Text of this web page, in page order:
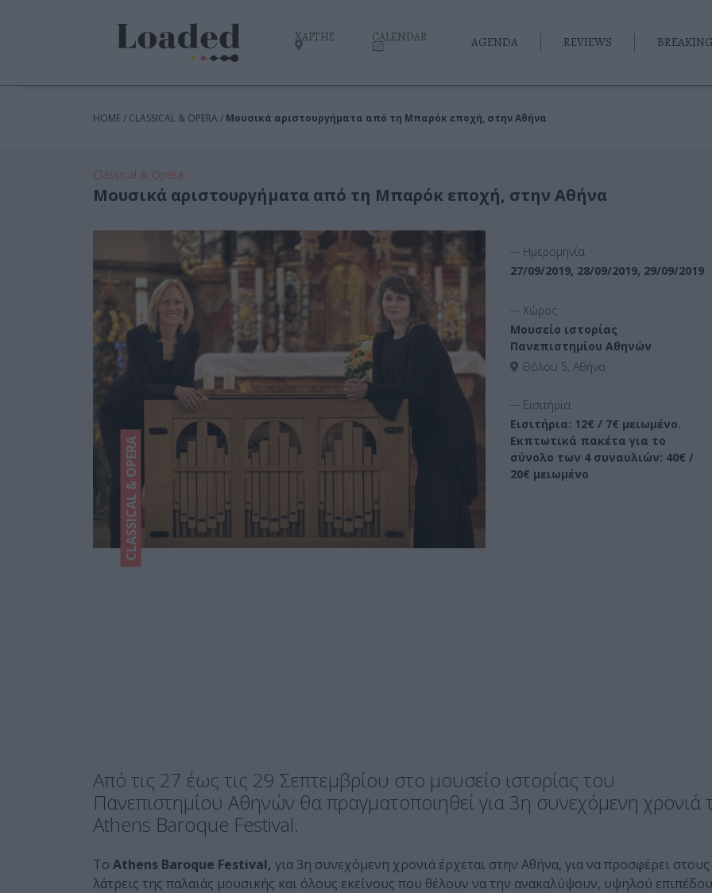
ΧΑΡΤΗΣ CALENDAR AGENDA REVIEWS
HOME / CLASSICAL & OPERA / Μουσικά αριστουργήματα από τη Μπαρόκ εποχή, στην Αθήνα
Classical & Opera
Μουσικά αριστουργήματα από τη Μπαρόκ εποχή, στην Αθήνα
CLASSICAL & OPERA
Ημερομηνία
27/09/2019, 28/09/2019, 29/09/2019
Χώρος
Μουσείο ιστορίας
Πανεπιστημίου Αθηνών
Θόλου 5, Αθήνα
Εισιτήρια
Εισιτήρια: 12€ / 7€ μειωμένο.
Εκπτωτικά πακέτα για το
σύνολο των 4 συναυλιών: 40€ /
20€ μειωμένο
Από τις 27 έως τις 29 Σεπτεμβρίου στο μουσείο ιστορίας του
Πανεπιστημίου Αθηνών θα πραγματοποιηθεί για 3η συνεχόμενη χρονιά
Athens Baroque Festival.
To Athens Baroque Festival, για 3η συνεχόμενη χρονιά έρχεται στην Αθήνα, για να προσφέρει στους
λάτρεις της παλαιάς μουσικής και όλους εκείνους που θέλουν να την ανακαλύψουν, υψηλού επιπέδου